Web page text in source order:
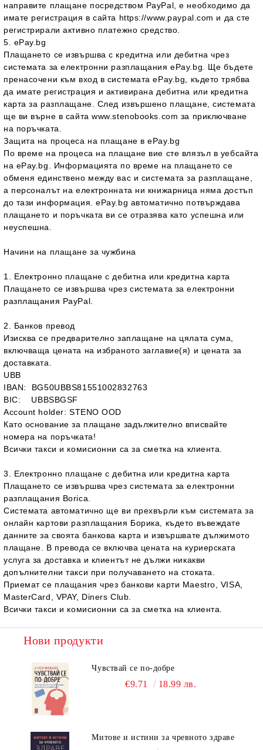
направите плащане посредством PayPal, е необходимо да
имате регистрация в сайта https://www.paypal.com и да сте
регистрирали активно платежно средство.
5. ePay.bg
Плащането се извършва с кредитна или дебитна чрез
системата за електронни разплащания ePay.bg. Ще бъдете
пренасочени към вход в системата ePay.bg, където трябва
да имате регистрация и активирана дебитна или кредитна
карта за разплащане. След извършено плащане, системата
ще ви върне в сайта www.stenobooks.com за приключване
на поръчката.
Защита на процеса на плащане в ePay.bg
По време на процеса на плащане вие сте влязъл в уебсайта
на ePay.bg. Информацията по време на плащането се
обменя единствено между вас и системата за разплащане,
а персоналът на електронната ни книжарница няма достъп
до тази информация. ePay.bg автоматично потвърждава
плащането и поръчката ви се отразява като успешна или
неуспешна.
Начини на плащане за чужбина
1. Електронно плащане с дебитна или кредитна карта
Плащането се извършва чрез системата за електронни
разплащания PayPal.
2. Банков превод
Изисква се предварително заплащане на цялата сума,
включваща цената на избраното заглавие(я) и цената за
доставката.
UBB
IBAN: BG50UBBS81551002832763
BIC: UBBSBGSF
Account holder: STENO OOD
Като основание за плащане задължително вписвайте
номера на поръчката!
Всички такси и комисионни са за сметка на клиента.
3. Електронно плащане с дебитна или кредитна карта
Плащането се извършва чрез системата за електронни
разплащания Borica.
Системата автоматично ще ви прехвърли към системата за
онлайн картови разплащания Борика, където въвеждате
данните за своята банкова карта и извършвате дължимото
плащане. В превода се включва цената на куриерската
услуга за доставка и клиентът не дължи никакви
допълнителни такси при получаването на стоката.
Приемат се плащания чрез банкови карти Maestro, VISA,
MasterCard, VPAY, Diners Club.
Всички такси и комисионни са за сметка на клиента.
Нови продукти
Чувствай се по-добре
€9.71 18.99 лв.
Митове и истини за чревното здраве